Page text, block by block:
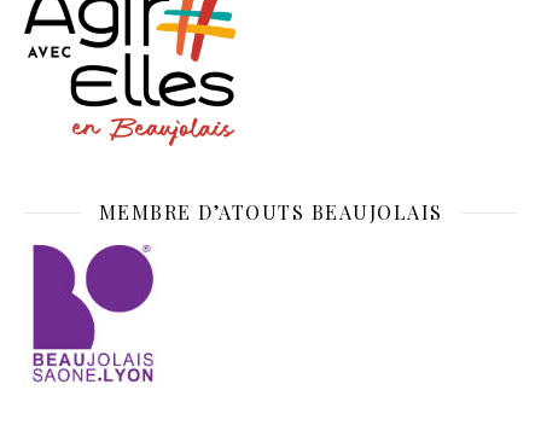
MEMBRE D’ATOUTS BEAUJOLAIS